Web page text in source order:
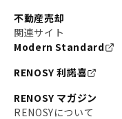
不動産売却
関連サイト
Modern Standard
RENOSY 利諾喜
RENOSY マガジン
RENOSYについて